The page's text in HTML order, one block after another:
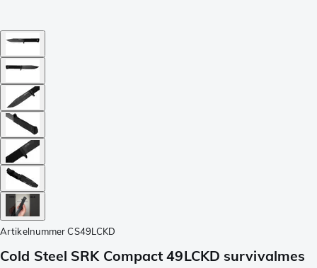
Artikelnummer CS49LCKD
Cold Steel SRK Compact 49LCKD survivalmes